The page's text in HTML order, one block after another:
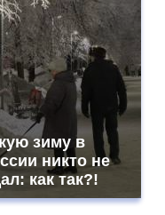
зиму в
никто не
как так?!